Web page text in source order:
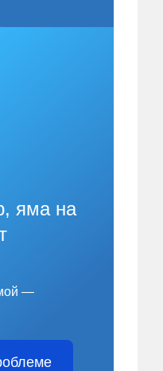
яма на
—